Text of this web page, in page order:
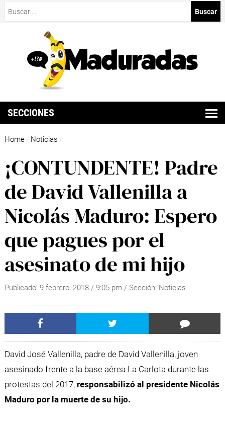
SECCIONES
Home / Noticias /
¡CONTUNDENTE! Padre
de David Vallenilla a
Nicolás Maduro: Espero
que pagues por el
asesinato de mi hijo
Publicado: 9 febrero, 2018/ 9:05 pm / Sección: Noticias
David José Vallenilla, padre de David Vallenilla, joven
asesinado frente a la base aérea La Carlota durante las
protestas del 2017, responsabilizó al presidente Nicolás
Maduro por la muerte de su hijo.